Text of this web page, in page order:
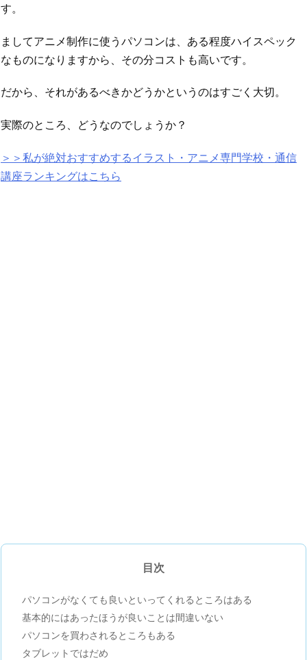
す。
ましてアニメ制作に使うパソコンは、ある程度ハイスペック
なものになりますから、その分コストも高いです。
だから、それがあるべきかどうかというのはすごく大切。
実際のところ、どうなのでしょうか？
＞＞私が絶対おすすめするイラスト・アニメ専門学校・通信
講座ランキングはこちら
目次
パソコンがなくても良いといってくれるところはある
基本的にはあったほうが良いことは間違いない
パソコンを買わされるところもある
タブレットではだめ